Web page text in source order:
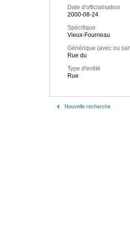
Date d'officialisation
2000-08-24
Spécifique
Vieux-Fourneau
Générique (avec ou
Rue du
Type d'entité
Rue
Nouvelle recherche